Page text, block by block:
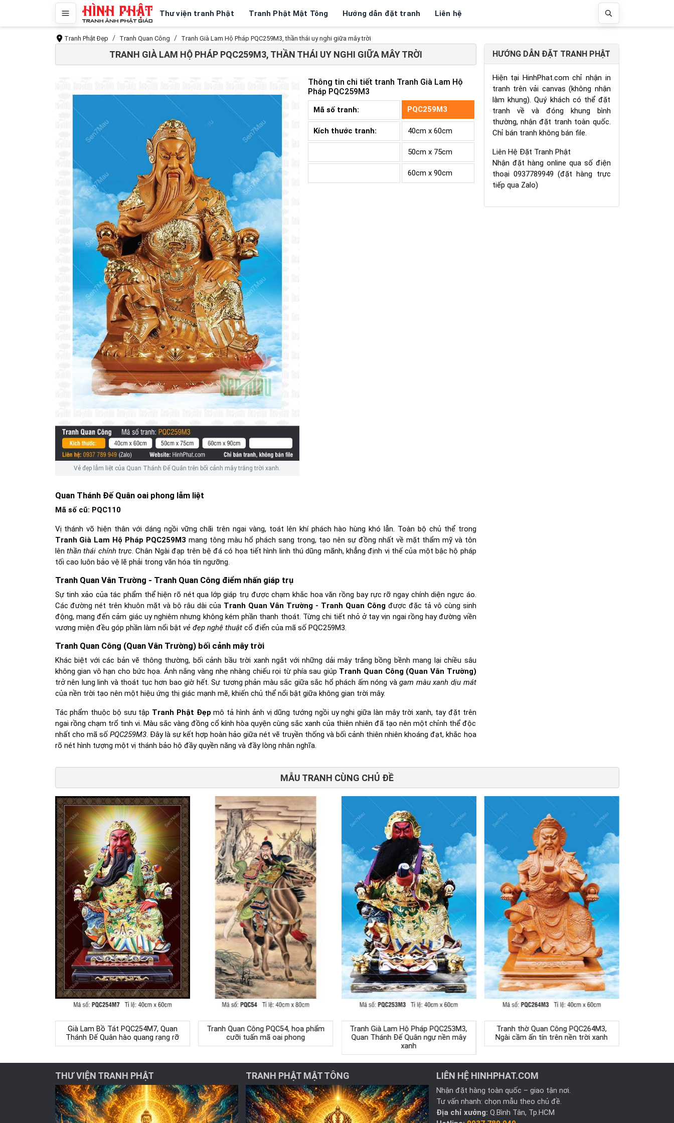
Thư viện tranh Phật Tranh Phật Mật Tông Hướng dẫn đặt tranh Liên hệ
Tranh Phật Đẹp Tranh Quan Công Tranh Già Lam Hộ Pháp PQC259M3, thần thái uy nghi giữa mây trời
TRANH GIÀ LAM HỘ PHÁP PQC259M3, THẦN THÁI UY NGHI GIỮA MÂY TRỜI
Vẻ đẹp lẫm liệt của Quan Thánh Đế Quân trên bối cảnh mây trắng trời xanh.
Thông tin chi tiết tranh Tranh Già Lam Hộ
Pháp PQC259M3
Mã số tranh: PQC259M3
Kích thước tranh: 40cm x 60cm
50cm x 75cm
60cm x 90cm
Quan Thánh Đế Quân oai phong lẫm liệt
Mã số cũ: PQC110
Vị thánh võ hiện thân với dáng ngồi vững chãi trên ngai vàng, toát lên khí phách hào hùng khó lẫn. Toàn bộ chủ thể trong
Tranh Già Lam Hộ Pháp PQC259M3 mang tông màu hổ phách sang trọng, tạo nên sự đồng nhất về mặt thẩm mỹ và tôn
lên thần thái chính trực. Chân Ngài đạp trên bệ đá có họa tiết hình linh thú dũng mãnh, khẳng định vị thế của một bậc hộ pháp
tối cao luôn bảo vệ lẽ phải trong văn hóa tín ngưỡng.
Tranh Quan Vân Trường - Tranh Quan Công điểm nhấn giáp trụ
Sự tinh xảo của tác phẩm thể hiện rõ nét qua lớp giáp trụ được chạm khắc hoa văn rồng bay rực rỡ ngay chính diện ngực áo.
Các đường nét trên khuôn mặt và bộ râu dài của Tranh Quan Vân Trường - Tranh Quan Côngđược đặc tả vô cùng sinh
động, mang đến cảm giác uy nghiêm nhưng không kém phần thanh thoát. Từng chi tiết nhỏ ở tay vịn ngai rồng hay đường viền
vương miện đều góp phần làm nổi bật vẻ đẹp nghệ thuậtcổ điển của mã số PQC259M3.
Tranh Quan Công (Quan Vân Trường) bối cảnh mây trời
Khác biệt với các bản vẽ thông thường, bối cảnh bầu trời xanh ngắt với những dải mây trắng bồng bềnh mang lại chiều sâu
không gian vô hạn cho bức họa. Ánh nắng vàng nhẹ nhàng chiếu rọi từ phía sau giúp Tranh Quan Công (Quan Vân Trường)
trở nên lung linh và thoát tục hơn bao giờ hết. Sự tương phản màu sắc giữa sắc hổ phách ấm nóng vàgam màu xanh dịu mát
của nền trời tạo nên một hiệu ứng thị giác mạnh mẽ, khiến chủ thể nổi bật giữa không gian trời mây.
Tác phẩm thuộc bộ sưu tập Tranh Phật Đẹp mô tả hình ảnh vị dũng tướng ngồi uy nghi giữa làn mây trời xanh, tay đặt trên
ngai rồng chạm trổ tinh vi. Màu sắc vàng đồng cổ kính hòa quyện cùng sắc xanh của thiên nhiên đã tạo nên một chỉnh thể độc
nhất cho mã số PQC259M3. Đây là sự kết hợp hoàn hảo giữa nét vẽ truyền thống và bối cảnh thiên nhiên khoáng đạt, khắc họa
rõ nét hình tượng một vị thánh bảo hộ đầy quyền năng và đầy lòng nhân nghĩa.
HƯỚNG DẪN ĐẶT TRANH PHẬT
Hiện tại HinhPhat.com chỉ nhận in
tranh trên vải canvas (không nhận
làm khung). Quý khách có thể đặt
tranh về và đóng khung bình
thường, nhận đặt tranh toàn quốc.
Chỉ bán tranh không bán file.
Liên Hệ Đặt Tranh Phật
Nhận đặt hàng online qua số điện
thoại 0937789949 (đặt hàng trực
tiếp qua Zalo)
MẪU TRANH CÙNG CHỦ ĐỀ
Già Lam Bồ Tát PQC254M7, Quan
Thánh Đế Quân hào quang rạng rỡ
Tranh Quan Công PQC54, họa phẩm
cưỡi tuấn mã oai phong
Tranh Già Lam Hộ Pháp PQC253M3,
Quan Thánh Đế Quân ngự nền mây
xanh
Tranh thờ Quan Công PQC264M3,
Ngài cầm ấn tín trên nền trời xanh
THƯ VIỆN TRANH PHẬT TRANH PHẬT MẬT TÔNG LIÊN HỆ HINHPHAT.COM
Nhận đặt hàng toàn quốc – giao tận nơi.
Tư vấn nhanh: chọn mẫu theo chủ đề.
Địa chỉ xưởng: Q.Bình Tân, Tp.HCM